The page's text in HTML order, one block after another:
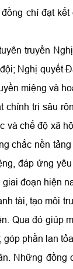
chí đạt
truyền
Nghị quyết
miệng và
chính trị sâu
chế độ xã
chắc nền
đáp ứng
đoạn hiện
tài, tạo môi
Qua đó giúp
phần lan
Những